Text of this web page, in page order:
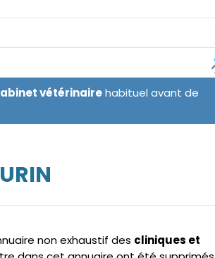
vétérinairehabituel avant de
non exhaustif des cliniques et